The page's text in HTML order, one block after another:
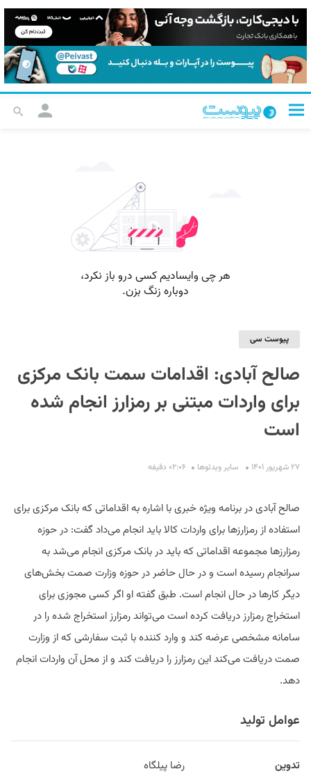
پیوست سی
صالح آبادی: اقدامات سمت بانک مرکزی
برای واردات مبتنی بر رمزارز انجام شده
است
۲۷ شهریور ۱۴۰۱ سایر ویدئو‌ها ۰۲:۰۶ دقیفه
صالح آبادی در برنامه ویژه خبری با اشاره به اقداماتی که بانک مرکزی برای
استفاده از رمزارزها برای واردات کالا باید انجام می‌داد گفت: در حوزه
رمزارزها مجموعه اقداماتی که باید در بانک مرکزی انجام می‌شد به
سرانجام رسیده است و در حال حاضر در حوزه وزارت صمت بخش‌های
دیگر کارها در حال انجام است. طبق گفته او اگر کسی مجوزی برای
استخراج رمزارز دریافت کرده است می‌تواند رمزارز استخراج شده را در
سامانه مشخصی عرضه کند و وارد کننده با ثبت سفارشی که از وزارت
صمت دریافت می‌کند این رمزارز را دریافت کند و از محل آن واردات انجام
دهد.
عوامل تولید
تدوین رضا پیلگاه